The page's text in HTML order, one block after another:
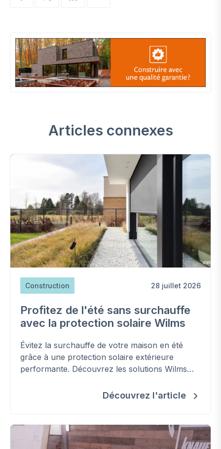
Articles connexes
Construction 28 juillet 2026
Profitez de l'été sans surchauffe
avec la protection solaire Wilms
Évitez la surchauffe de votre maison en été
grâce à une protection solaire extérieure
performante. Découvrez les solutions Wilms
besoins en climatisation et préserver la
Découvrez l'article